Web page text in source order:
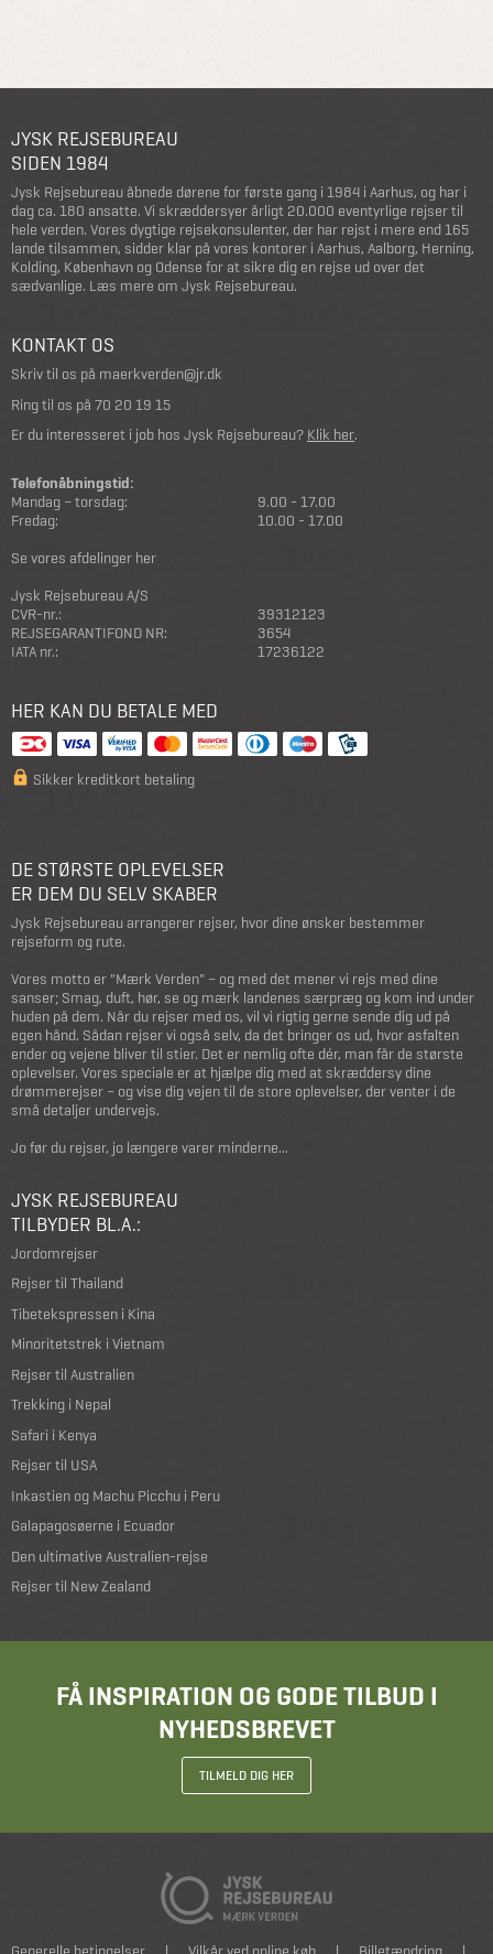
JYSK REJSEBUREAU
SIDEN 1984
Jysk Rejsebureau åbnede dørene for første gang i 1984 i Aarhus, og har i
dag ca. 180 ansatte. Vi skræddersyer årligt 20.000 eventyrlige rejser til
hele verden. Vores dygtige rejsekonsulenter, der har rejst i mere end 165
lande tilsammen, sidder klar på vores kontorer i Aarhus, Aalborg, Herning,
Kolding, København og Odense for at sikre dig en rejse ud over det
sædvanlige. Læs mere om Jysk Rejsebureau.
KONTAKT OS
Skriv til os på maerkverden@jr.dk
Ring til os på 70 20 19 15
Er du interesseret i job hos Jysk Rejsebureau? Klik her.
Telefonåbningstid:
Mandag – torsdag:
9.00 - 17.00
Fredag:
10.00 - 17.00
Se vores afdelinger her
Jysk Rejsebureau A/S
CVR-nr.:
39312123
REJSEGARANTIFOND NR:
3654
IATA nr.:
17236122
HER KAN DU BETALE MED
Sikker kreditkort betaling
DE STØRSTE OPLEVELSER
ER DEM DU SELV SKABER
Jysk Rejsebureau arrangerer rejser, hvor dine ønsker bestemmer
rejseform og rute.
Vores motto er "Mærk Verden" – og med det mener vi rejs med dine
sanser; Smag, duft, hør, se og mærk landenes særpræg og kom ind under
huden på dem. Når du rejser med os, vil vi rigtig gerne sende dig ud på
egen hånd. Sådan rejser vi også selv, da det bringer os ud, hvor asfalten
ender og vejene bliver til stier. Det er nemlig ofte dér, man får de største
oplevelser. Vores speciale er at hjælpe dig med at skræddersy dine
drømmerejser – og vise dig vejen til de store oplevelser, der venter i de
små detaljer undervejs.
Jo før du rejser, jo længere varer minderne...
JYSK REJSEBUREAU
TILBYDER BL.A.:
Jordomrejser
Rejser til Thailand
Tibetekspressen i Kina
Minoritetstrek i Vietnam
Rejser til Australien
Trekking i Nepal
Safari i Kenya
Rejser til USA
Inkastien og Machu Picchu i Peru
Galapagosøerne i Ecuador
Den ultimative Australien-rejse
Rejser til New Zealand
FÅ INSPIRATION OG GODE TILBUD I
NYHEDSBREVET
TILMELD DIG HER